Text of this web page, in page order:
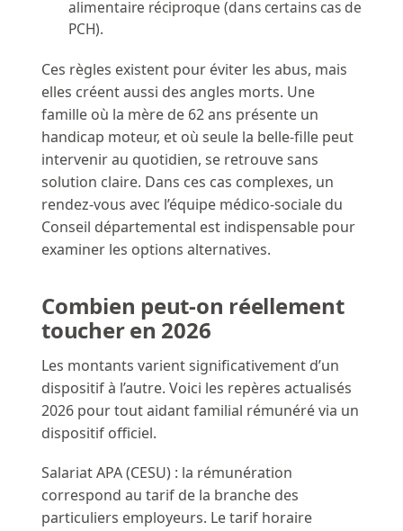
alimentaire réciproque (dans certains cas de
PCH).
Ces règles existent pour éviter les abus, mais
elles créent aussi des angles morts. Une
famille où la mère de 62 ans présente un
handicap moteur, et où seule la belle-fille peut
intervenir au quotidien, se retrouve sans
solution claire. Dans ces cas complexes, un
rendez-vous avec l’équipe médico-sociale du
Conseil départemental est indispensable pour
examiner les options alternatives.
Combien peut-on réellement
toucher en 2026
Les montants varient significativement d’un
dispositif à l’autre. Voici les repères actualisés
2026 pour tout aidant familial rémunéré via un
dispositif officiel.
Salariat APA (CESU) : la rémunération
correspond au tarif de la branche des
particuliers employeurs. Le tarif horaire